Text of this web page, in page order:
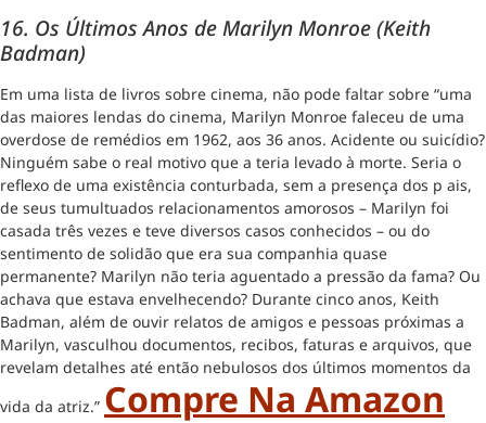
16. Os Últimos Anos de Marilyn Monroe (Keith
Badman)
Em uma lista de livros sobre cinema, não pode faltar sobre “uma
das maiores lendas do cinema, Marilyn Monroe faleceu de uma
overdose de remédios em 1962, aos 36 anos. Acidente ou suicídio?
Ninguém sabe o real motivo que a teria levado à morte. Seria o
reflexo de uma existência conturbada, sem a presença dos p ais,
de seus tumultuados relacionamentos amorosos – Marilyn foi
casada três vezes e teve diversos casos conhecidos – ou do
sentimento de solidão que era sua companhia quase
permanente? Marilyn não teria aguentado a pressão da fama? Ou
achava que estava envelhecendo? Durante cinco anos, Keith
Badman, além de ouvir relatos de amigos e pessoas próximas a
Marilyn, vasculhou documentos, recibos, faturas e arquivos, que
revelam detalhes até então nebulosos dos últimos momentos da
vida da atriz.” Compre Na Amazon